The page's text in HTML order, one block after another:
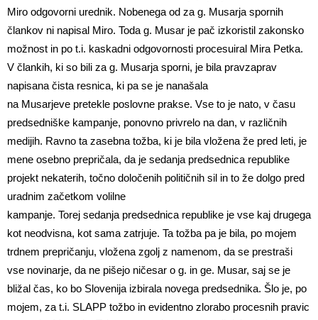
Miro odgovorni urednik. Nobenega od za g. Musarja spornih
člankov ni napisal Miro. Toda g. Musar je pač izkoristil zakonsko
možnost in po t.i. kaskadni odgovornosti procesuiral Mira Petka.
V člankih, ki so bili za g. Musarja sporni, je bila pravzaprav
napisana čista resnica, ki pa se je nanašala
na Musarjeve pretekle poslovne prakse. Vse to je nato, v času
predsedniške kampanje, ponovno privrelo na dan, v različnih
medijih. Ravno ta zasebna tožba, ki je bila vložena že pred leti, je
mene osebno prepričala, da je sedanja predsednica republike
projekt nekaterih, točno določenih političnih sil in to že dolgo pred
uradnim začetkom volilne
kampanje. Torej sedanja predsednica republike je vse kaj drugega
kot neodvisna, kot sama zatrjuje. Ta tožba pa je bila, po mojem
trdnem prepričanju, vložena zgolj z namenom, da se prestraši
vse novinarje, da ne pišejo ničesar o g. in ge. Musar, saj se je
bližal čas, ko bo Slovenija izbirala novega predsednika. Šlo je, po
mojem, za t.i. SLAPP tožbo in evidentno zlorabo procesnih pravic